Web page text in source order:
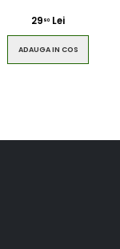
29 90 Lei
ADAUGA IN COS